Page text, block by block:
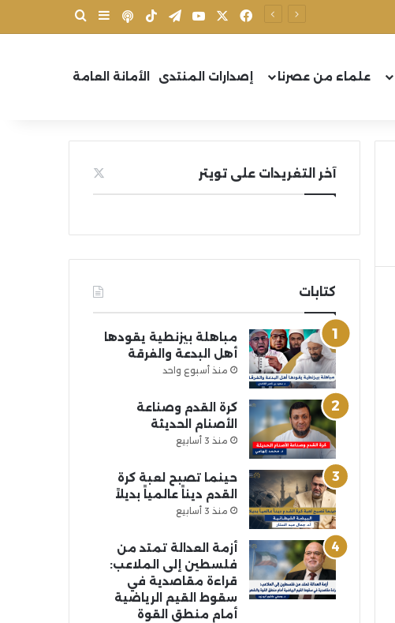
فيسبوك يوتيوبتيلقرام‫TikTokبودكاستإضافة عمود
علماء من عصرنا إصدارات المنتدى الأمانة العامة
آخر التغريدات على تويتر
كتابات
مباهلة بيزنطية يقودها
أهل البدعة والفرقة
منذ أسبوع واحد
كرة القدم وصناعة
الأصنام الحديثة
منذ 3 أسابيع
حينما تصبح لعبة كرة
القدم ديناً عالمياً بديلاً
منذ 3 أسابيع
أزمة العدالة تمتد من
فلسطين إلى الملاعب:
قراءة مقاصدية في
سقوط القيم الرياضية
أمام منطق القوة